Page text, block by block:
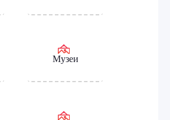
Музеи